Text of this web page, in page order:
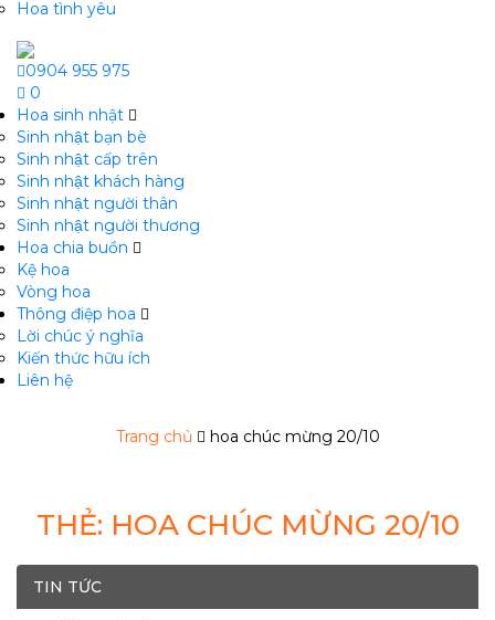
Hoa tình yêu
0904 955 975
0
Hoa sinh nhật
Sinh nhật bạn bè
Sinh nhật cấp trên
Sinh nhật khách hàng
Sinh nhật người thân
Sinh nhật người thương
Hoa chia buồn
Kệ hoa
Vòng hoa
Thông điệp hoa
Lời chúc ý nghĩa
Kiến thức hữu ích
Liên hệ
Trang chủ hoa chúc mừng 20/10
THẺ: HOA CHÚC MỪNG 20/10
TIN TỨC